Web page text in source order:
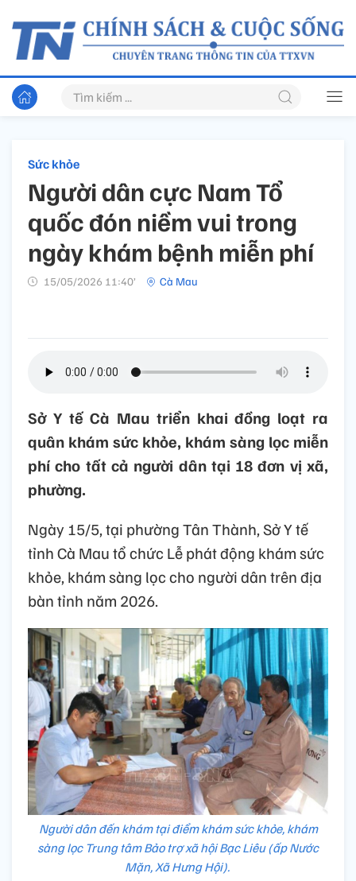
Sức khỏe
Người dân cực Nam Tổ
quốc đón niềm vui trong
ngày khám bệnh miễn phí
15/05/2026 11:40’ Cà Mau
Sở Y tế Cà Mau triển khai đồng loạt ra
quân khám sức khỏe, khám sàng lọc miễn
phí cho tất cả người dân tại 18 đơn vị xã,
phường.
Ngày 15/5, tại phường Tân Thành, Sở Y tế
tỉnh Cà Mau tổ chức Lễ phát động khám sức
khỏe, khám sàng lọc cho người dân trên địa
bàn tỉnh năm 2026.
Người dân đến khám tại điểm khám sức khỏe, khám
sàng lọc Trung tâm Bảo trợ xã hội Bạc Liêu (ấp Nước
Mặn, Xã Hưng Hội).